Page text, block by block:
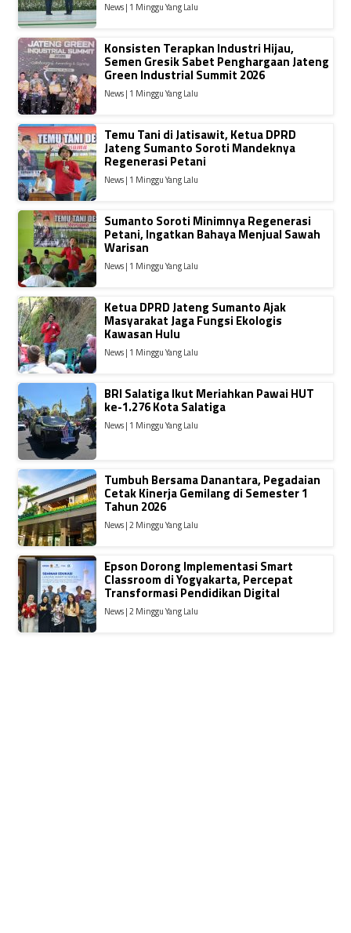
News | 1 Minggu Yang Lalu
Konsisten Terapkan Industri Hijau,
Semen Gresik Sabet Penghargaan Jateng
Green Industrial Summit 2026
News | 1 Minggu Yang Lalu
Temu Tani di Jatisawit, Ketua DPRD
Jateng Sumanto Soroti Mandeknya
Regenerasi Petani
News | 1 Minggu Yang Lalu
Sumanto Soroti Minimnya Regenerasi
Petani, Ingatkan Bahaya Menjual Sawah
Warisan
News | 1 Minggu Yang Lalu
Ketua DPRD Jateng Sumanto Ajak
Masyarakat Jaga Fungsi Ekologis
Kawasan Hulu
News | 1 Minggu Yang Lalu
BRI Salatiga Ikut Meriahkan Pawai HUT
ke-1.276 Kota Salatiga
News | 1 Minggu Yang Lalu
Tumbuh Bersama Danantara, Pegadaian
Cetak Kinerja Gemilang di Semester 1
Tahun 2026
News | 2 Minggu Yang Lalu
Epson Dorong Implementasi Smart
Classroom di Yogyakarta, Percepat
Transformasi Pendidikan Digital
News | 2 Minggu Yang Lalu